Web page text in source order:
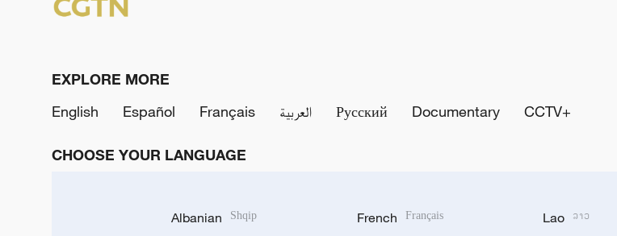
EXPLORE MORE
English
Español Français العربية Русский Documentary CCTV+
CHOOSE YOUR LANGUAGE
Albanian Shqip French Français Lao ລາວ